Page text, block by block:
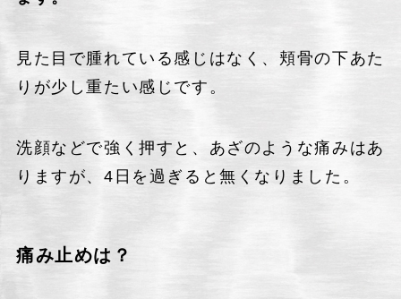
見た目で腫れている感じはなく、頬骨の下あた
りが少し重たい感じです。
洗顔などで強く押すと、あざのような痛みはあ
りますが、4日を過ぎると無くなりました。
痛み止めは？